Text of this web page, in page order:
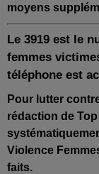
moyens
Le 3919 est le
femmes
téléphone est
Pour lutter
rédaction de
Violence
faits.